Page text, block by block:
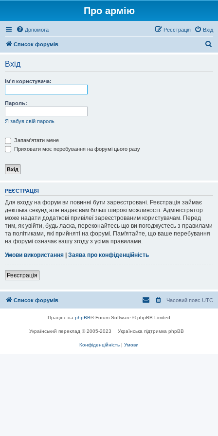
Про армію
Допомога Вхід
Реєстрація
Список форумів
Вхід
Ім'я користувача:
Пароль:
Я забув свій пароль
Запам'ятати мене
Приховати моє перебування на форумі цього разу
РЕЄСТРАЦІЯ
Для входу на форум ви повинні бути зареєстровані. Реєстрація займає
декілька секунд але надає вам більш широкі можливості. Адміністратор
може надати додаткові привілеї зареєстрованим користувачам. Перед
тим, як увійти, будь ласка, переконайтесь що ви погоджуєтесь з правилами
та політиками, які прийняті на форумі. Пам'ятайте, що ваше перебування
на форумі означає вашу згоду з усіма правилами.
Умови використання | Заява про конфіденційність
Реєстрація
Список форумів Часовий пояс UTC
Працює на phpBB® Forum Software © phpBB Limited
Український переклад © 2005-2023 Українська підтримка phpBB
Конфіденційність | Умови